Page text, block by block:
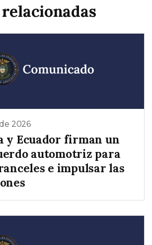
2026
y Ecuador firman un
automotriz para
e impulsar las